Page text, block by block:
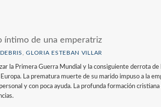
íntimo de una emperatriz
,GLORIA ESTEBAN VILLAR
la Primera Guerra Mundial y la consiguiente derrota
Europa. La prematura muerte de su marido impuso a la
y con poca ayuda. La profunda formación